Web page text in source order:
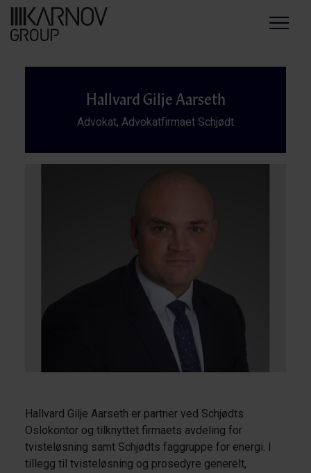
Menu
Hallvard Gilje Aarseth
Advokat, Advokatfirmaet Schjødt
Hallvard Gilje Aarseth er partner ved Schjødts
Oslokontor og tilknyttet firmaets avdeling for
tvisteløsning samt Schjødts faggruppe for energi. I
tillegg til tvisteløsning og prosedyre generelt,